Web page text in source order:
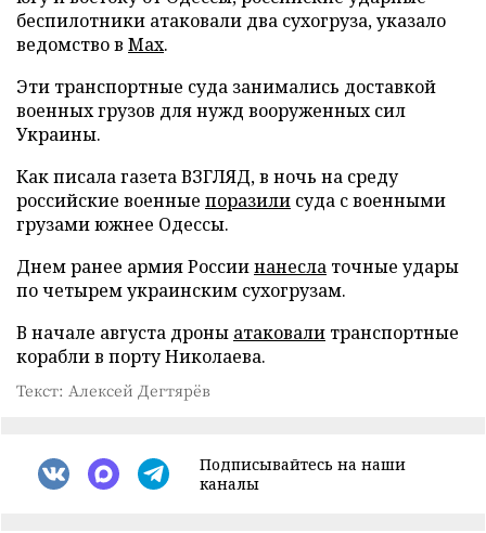
беспилотники атаковали два сухогруза, указало
ведомство в Max.
Эти транспортные суда занимались доставкой
военных грузов для нужд вооруженных сил
Украины.
Как писала газета ВЗГЛЯД, в ночь на среду
российские военные поразили суда с военными
грузами южнее Одессы.
Днем ранее армия Россиинанесла точные удары
по четырем украинским сухогрузам.
В начале августа дроны атаковали транспортные
корабли в порту Николаева.
Текст: Алексей Дегтярёв
Подписывайтесь на наши
каналы